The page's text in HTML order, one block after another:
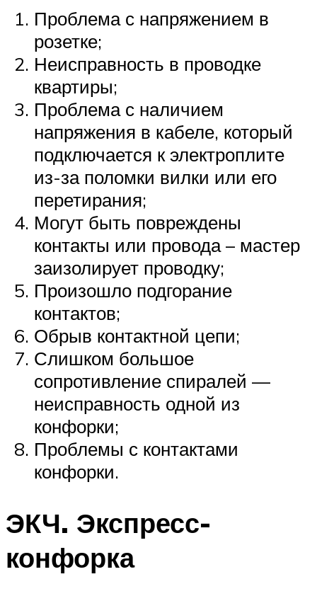
Проблема с напряжением в
розетке;
Неисправность в проводке
квартиры;
Проблема с наличием
напряжения в кабеле, который
подключается к электроплите
из-за поломки вилки или его
перетирания;
Могут быть повреждены
контакты или провода – мастер
заизолирует проводку;
Произошло подгорание
контактов;
Обрыв контактной цепи;
Слишком большое
сопротивление спиралей —
неисправность одной из
конфорки;
Проблемы с контактами
конфорки.
ЭКЧ. Экспресс-
конфорка